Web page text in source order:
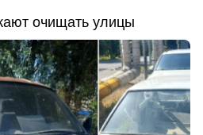
очищать улицы